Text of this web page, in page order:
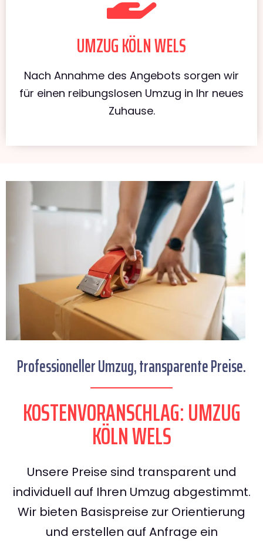
UMZUG KÖLN WELS
Nach Annahme des Angebots sorgen wir
für einen reibungslosen Umzug in Ihr neues
Zuhause.
Professioneller Umzug, transparente Preise.
KOSTENVORANSCHLAG: UMZUG
KÖLN WELS
Unsere Preise sind transparent und
individuell auf Ihren Umzug abgestimmt.
Wir bieten Basispreise zur Orientierung
und erstellen auf Anfrage ein